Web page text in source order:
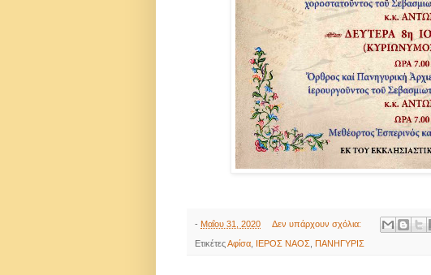
- Μαΐου 31, 2020 Δεν υπάρχουν σχόλια:
ΕτικέτεςΑφίσα, ΙΕΡΟΣ ΝΑΟΣ, ΠΑΝΗΓΥΡΙΣ